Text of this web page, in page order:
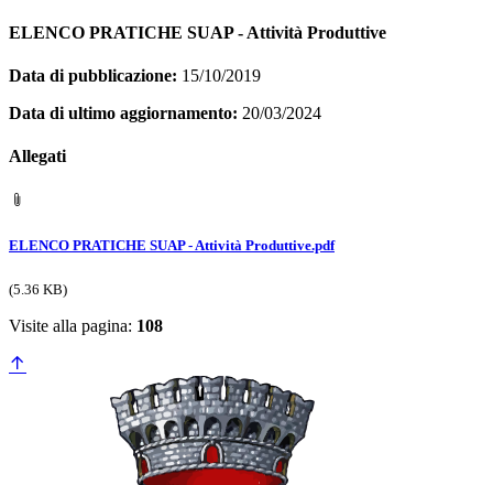
ELENCO PRATICHE SUAP - Attività Produttive
Data di pubblicazione: 15/10/2019
Data di ultimo aggiornamento: 20/03/2024
Allegati
ELENCO PRATICHE SUAP - Attività Produttive.pdf
(5.36 KB)
Visite alla pagina: 108